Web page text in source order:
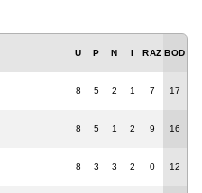
U P N I RAZ BOD
8 5 2 1 7 17
8 5 1 2 9 16
8 3 3 2 0 12